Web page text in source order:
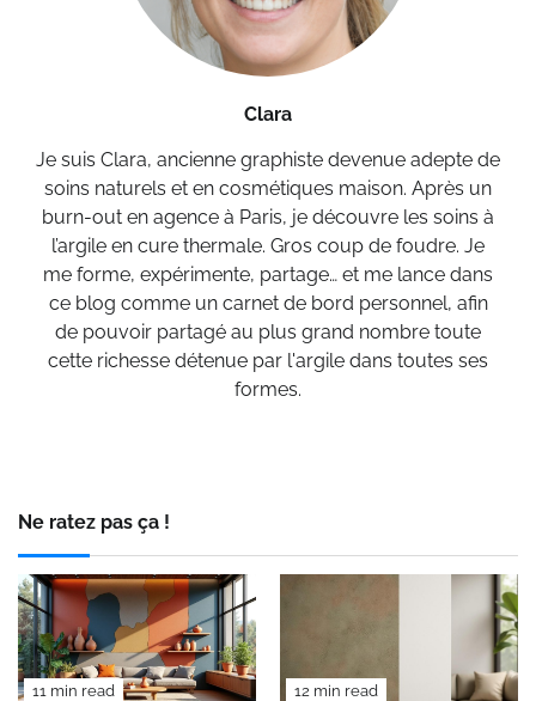
Clara
Je suis Clara, ancienne graphiste devenue adepte de
soins naturels et en cosmétiques maison. Après un
burn-out en agence à Paris, je découvre les soins à
l’argile en cure thermale. Gros coup de foudre. Je
me forme, expérimente, partage… et me lance dans
ce blog comme un carnet de bord personnel, afin
de pouvoir partagé au plus grand nombre toute
cette richesse détenue par l'argile dans toutes ses
formes.
Ne ratez pas ça !
11 min read 12 min read